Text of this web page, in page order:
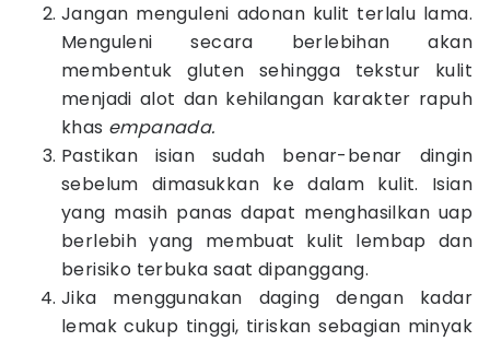
Jangan menguleni adonan kulit terlalu lama.
Menguleni secara berlebihan akan
membentuk gluten sehingga tekstur kulit
menjadi alot dan kehilangan karakter rapuh
khas empanada.
Pastikan isian sudah benar-benar dingin
sebelum dimasukkan ke dalam kulit. Isian
yang masih panas dapat menghasilkan uap
berlebih yang membuat kulit lembap dan
berisiko terbuka saat dipanggang.
Jika menggunakan daging dengan kadar
lemak cukup tinggi, tiriskan sebagian minyak